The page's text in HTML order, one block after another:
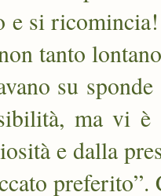
e si
tanto
su
ma vi
e dalla